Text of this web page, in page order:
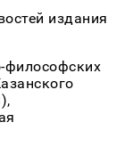
издания
философских